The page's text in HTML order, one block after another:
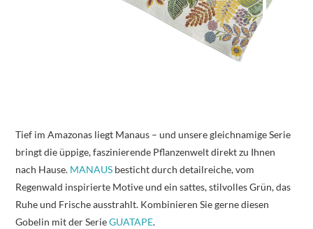
Tief im Amazonas liegt Manaus – und unsere gleichnamige Serie
bringt die üppige, faszinierende Pflanzenwelt direkt zu Ihnen
nach Hause. MANAUS besticht durch detailreiche, vom
Regenwald inspirierte Motive und ein sattes, stilvolles Grün, das
Ruhe und Frische ausstrahlt. Kombinieren Sie gerne diesen
Gobelin mit der SerieGUATAPE.